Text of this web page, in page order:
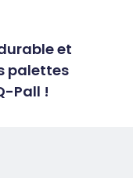
et
palettes
Pall !